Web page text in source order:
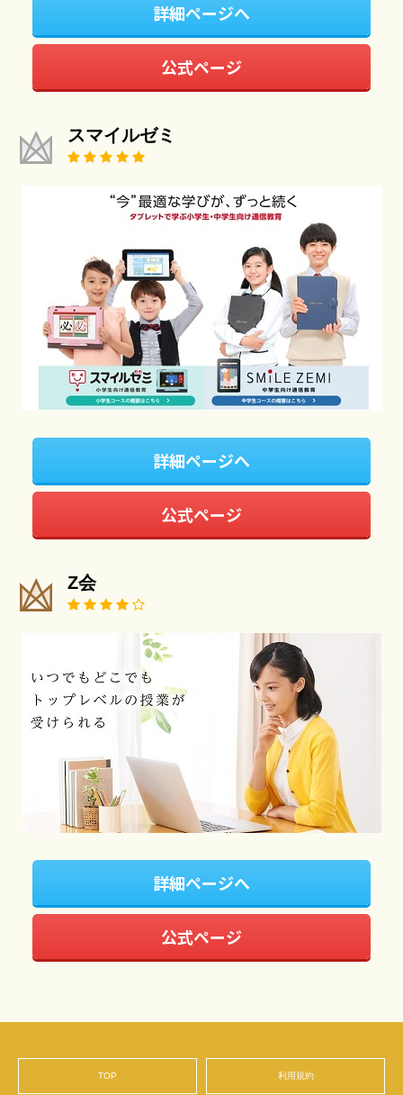
詳細ページへ
公式ページ
スマイルゼミ
詳細ページへ
公式ページ
Z会
詳細ページへ
公式ページ
TOP 利用規約